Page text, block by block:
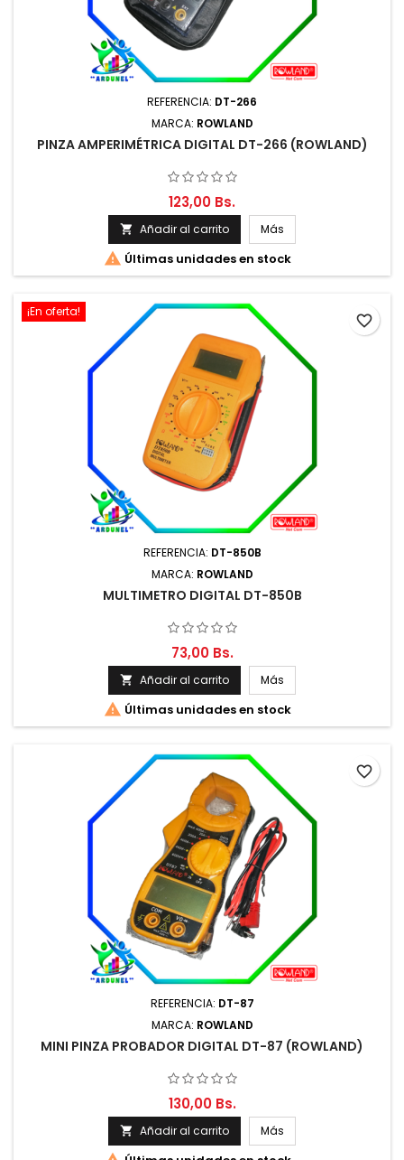
REFERENCIA: DT-266
MARCA: ROWLAND
PINZA AMPERIMÉTRICA DIGITAL DT-266 (ROWLAND)
123,00 Bs.
 Añadir al carrito Más
 Últimas unidades en stock
¡En oferta!
REFERENCIA: DT-850B
MARCA: ROWLAND
MULTIMETRO DIGITAL DT-850B
73,00 Bs.
 Añadir al carrito Más
 Últimas unidades en stock
favorite_border
REFERENCIA: DT-87
MARCA: ROWLAND
MINI PINZA PROBADOR DIGITAL DT-87 (ROWLAND)
130,00 Bs.
 Añadir al carrito Más
favorite_border